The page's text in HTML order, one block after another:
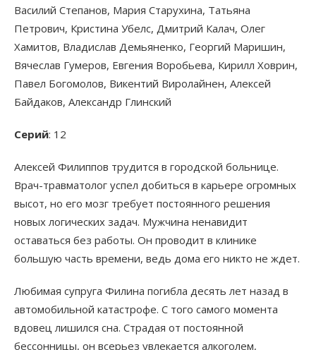
Василий Степанов, Мария Старухина, Татьяна
Петрович, Кристина Убелс, Дмитрий Калач, Олег
Хамитов, Владислав Демьяненко, Георгий Маришин,
Вячеслав Гумеров, Евгения Воробьева, Кирилл Ховрин,
Павел Богомолов, Викентий Виролайнен, Алексей
Байдаков, Александр Глинский
Серий: 12
Алексей Филиппов трудится в городской больнице.
Врач-травматолог успел добиться в карьере огромных
высот, но его мозг требует постоянного решения
новых логических задач. Мужчина ненавидит
оставаться без работы. Он проводит в клинике
большую часть времени, ведь дома его никто не ждет.
Любимая супруга Филина погибла десять лет назад в
автомобильной катастрофе. С того самого момента
вдовец лишился сна. Страдая от постоянной
бессонницы, он всерьез увлекается алкоголем,